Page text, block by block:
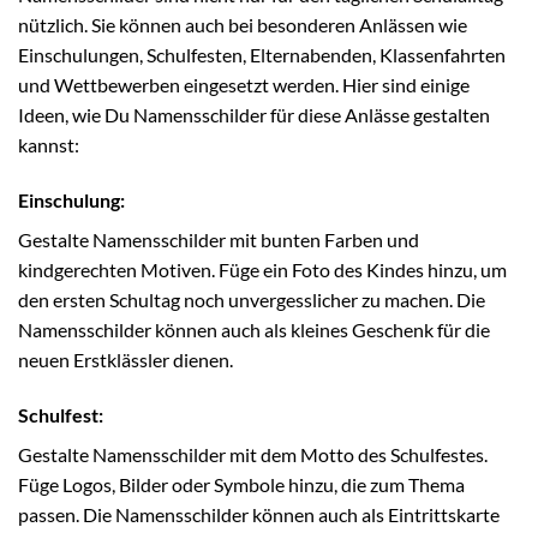
nützlich. Sie können auch bei besonderen Anlässen wie
Einschulungen, Schulfesten, Elternabenden, Klassenfahrten
und Wettbewerben eingesetzt werden. Hier sind einige
Ideen, wie Du Namensschilder für diese Anlässe gestalten
kannst:
Einschulung:
Gestalte Namensschilder mit bunten Farben und
kindgerechten Motiven. Füge ein Foto des Kindes hinzu, um
den ersten Schultag noch unvergesslicher zu machen. Die
Namensschilder können auch als kleines Geschenk für die
neuen Erstklässler dienen.
Schulfest:
Gestalte Namensschilder mit dem Motto des Schulfestes.
Füge Logos, Bilder oder Symbole hinzu, die zum Thema
passen. Die Namensschilder können auch als Eintrittskarte